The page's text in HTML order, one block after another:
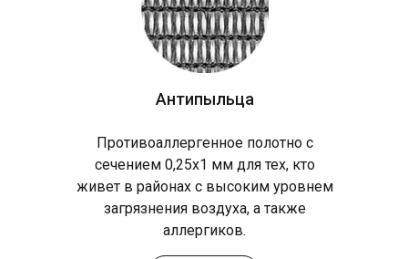
Антипыльца
Противоаллергенное полотно с
сечением 0,25х1 мм для тех, кто
живет в районах с высоким уровнем
загрязнения воздуха, а также
аллергиков.